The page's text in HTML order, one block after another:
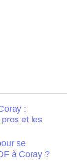
:
et les
se
à Coray ?